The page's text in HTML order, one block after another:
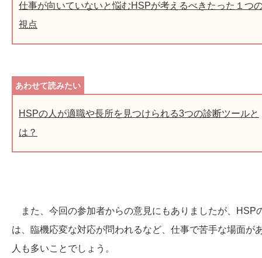
仕事が向いていないと悩むHSPが考えるべきたった１つ
視点
HSPの人が適職や長所を見つけられる3つの診断ツールと
は？
また、今回の参加者からの意見にもありましたが、HSP
は、臨機応変な対応が問われるなど、仕事で苦手な場面が
人も多いことでしょう。